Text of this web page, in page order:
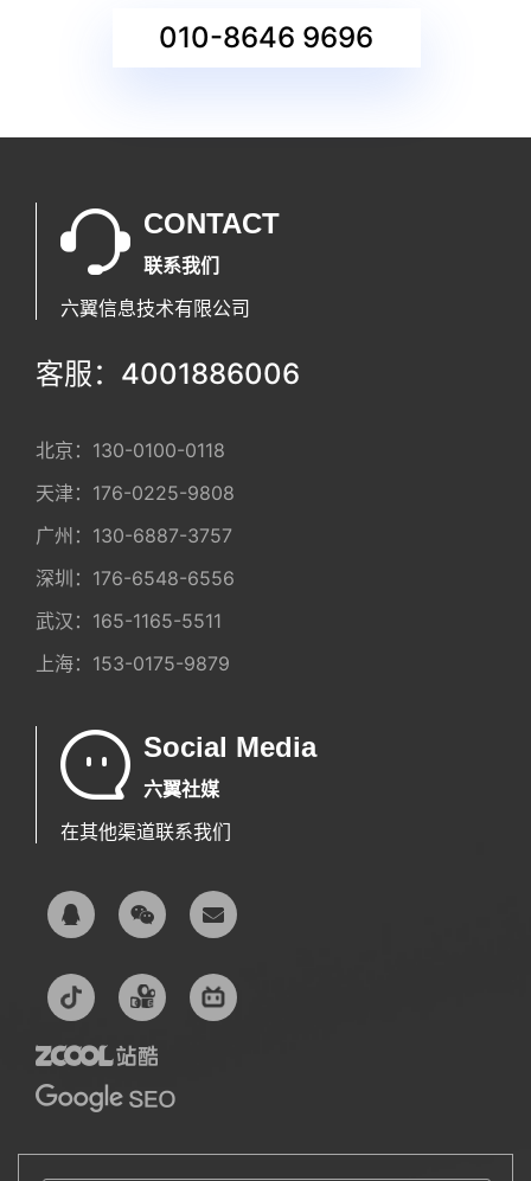
010-8646 9696
CONTACT
联系我们
六翼信息技术有限公司
客服：4001886006
北京： 130-0100-0118
天津： 176-0225-9808
广州： 130-6887-3757
深圳： 176-6548-6556
武汉： 165-1165-5511
上海： 153-0175-9879
Social Media
六翼社媒
在其他渠道联系我们